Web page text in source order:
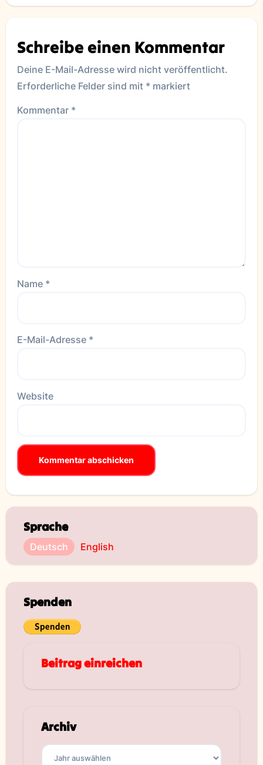
Schreibe einen Kommentar
Deine E-Mail-Adresse wird nicht veröffentlicht.
Erforderliche Felder sind mit * markiert
Kommentar *
Name *
E-Mail-Adresse *
Website
Sprache
Deutsch English
Spenden
Beitrag einreichen
Archiv
Archiv